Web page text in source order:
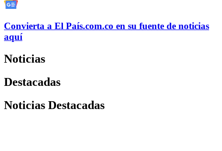
Convierta a El País.com.co en su fuente de noticias
aquí
Noticias
Destacadas
Noticias Destacadas